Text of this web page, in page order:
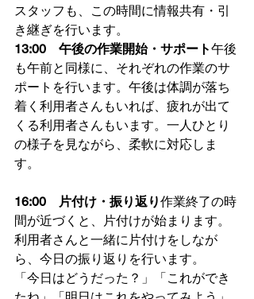
スタッフも、この時間に情報共有・引
き継ぎを行います。
13:00　午後の作業開始・サポート午後
も午前と同様に、それぞれの作業のサ
ポートを行います。午後は体調が落ち
着く利用者さんもいれば、疲れが出て
くる利用者さんもいます。一人ひとり
の様子を見ながら、柔軟に対応しま
す。
16:00　片付け・振り返り作業終了の時
間が近づくと、片付けが始まります。
利用者さんと一緒に片付けをしなが
ら、今日の振り返りを行います。
「今日はどうだった？」「これができ